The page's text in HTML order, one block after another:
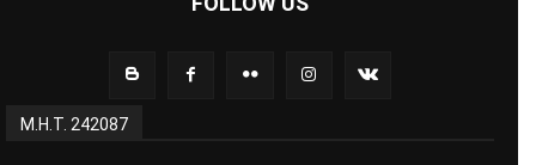
Μ.Η.Τ. 242087